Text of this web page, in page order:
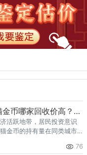
龙港回收熊猫金币哪家回收价高？本地榜单
活跃地带，居民投资意识
金币的持有量在同类城市
明显升温，但鱼龙混杂的76